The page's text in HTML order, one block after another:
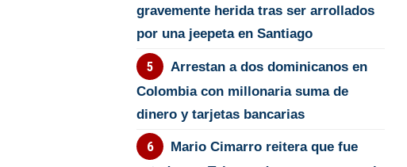
gravemente herida tras ser arrollados
por una jeepeta en Santiago
Arrestan a dos dominicanos en
Colombia con millonaria suma de
dinero y tarjetas bancarias
Mario Cimarro reitera que fue